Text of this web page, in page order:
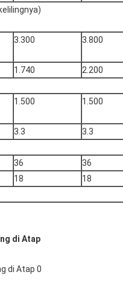
3.300 3.800
1.740 2.200
1.500 1.500
3.3 3.3
36 36
18 18
di Atap